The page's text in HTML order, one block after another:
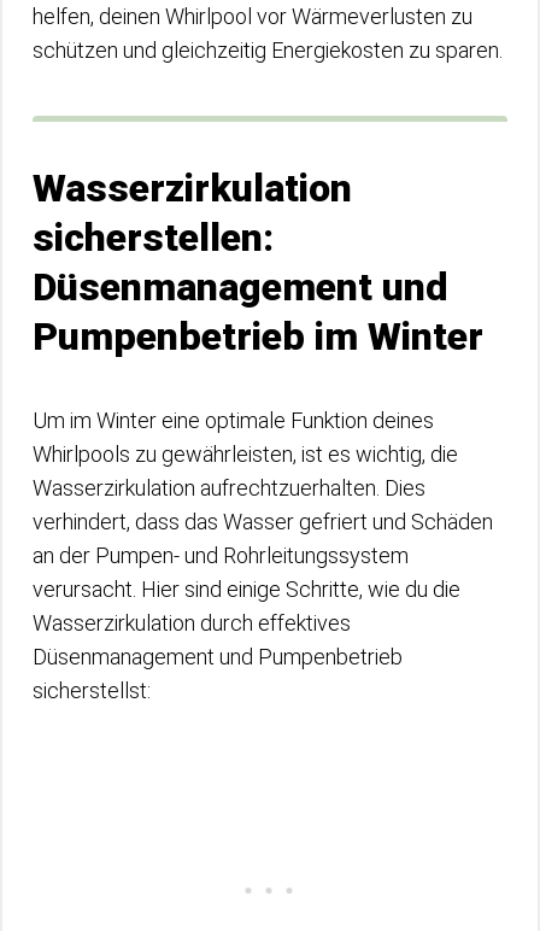
helfen, deinen Whirlpool vor Wärmeverlusten zu
schützen und gleichzeitig Energiekosten zu sparen.
Wasserzirkulation
sicherstellen:
Düsenmanagement und
Pumpenbetrieb im Winter
Um im Winter eine optimale Funktion deines
Whirlpools zu gewährleisten, ist es wichtig, die
Wasserzirkulation aufrechtzuerhalten. Dies
verhindert, dass das Wasser gefriert und Schäden
an der Pumpen- und Rohrleitungssystem
verursacht. Hier sind einige Schritte, wie du die
Wasserzirkulation durch effektives
Düsenmanagement und Pumpenbetrieb
sicherstellst: